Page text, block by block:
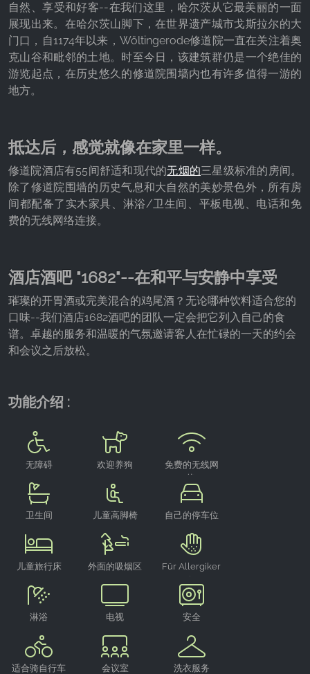
自然、享受和好客--在我们这里，哈尔茨从它最美丽的一面
展现出来。在哈尔茨山脚下，在世界遗产城市戈斯拉尔的大
门口，自1174年以来，Wöltingerode修道院一直在关注着奥
克山谷和毗邻的土地。时至今日，该建筑群仍是一个绝佳的
游览起点，在历史悠久的修道院围墙内也有许多值得一游的
地方。
抵达后，感觉就像在家里一样。
修道院酒店有55间舒适和现代的无烟的三星级标准的房间。
除了修道院围墙的历史气息和大自然的美妙景色外，所有房
间都配备了实木家具、淋浴/卫生间、平板电视、电话和免
费的无线网络连接。
酒店酒吧 "1682"--在和平与安静中享受
璀璨的开胃酒或完美混合的鸡尾酒？无论哪种饮料适合您的
口味--我们酒店1682酒吧的团队一定会把它列入自己的食
谱。卓越的服务和温暖的气氛邀请客人在忙碌的一天的约会
和会议之后放松。
功能介绍 :
无障碍 欢迎养狗
免费的无线网
络
卫生间 儿童高脚椅 自己的停车位
儿童旅行床 外面的吸烟区
Für Allergiker
geeignet
淋浴 电视 安全
适合骑自行车
会议室 洗衣服务
Name:
_fbp, fr, _fbq, fbq
Provider:
Facebook Ireland Ltd.
Cookie duration:
3个月 - 1年
统计数据
Google Analytics
Name:
_ga, _gid, _gac_gb_
Provider:
收集关于网站使用的统计数据
Cookie duration: